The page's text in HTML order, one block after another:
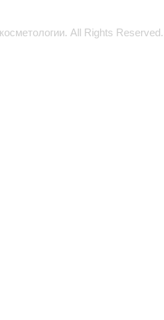
All Rights Reserved.